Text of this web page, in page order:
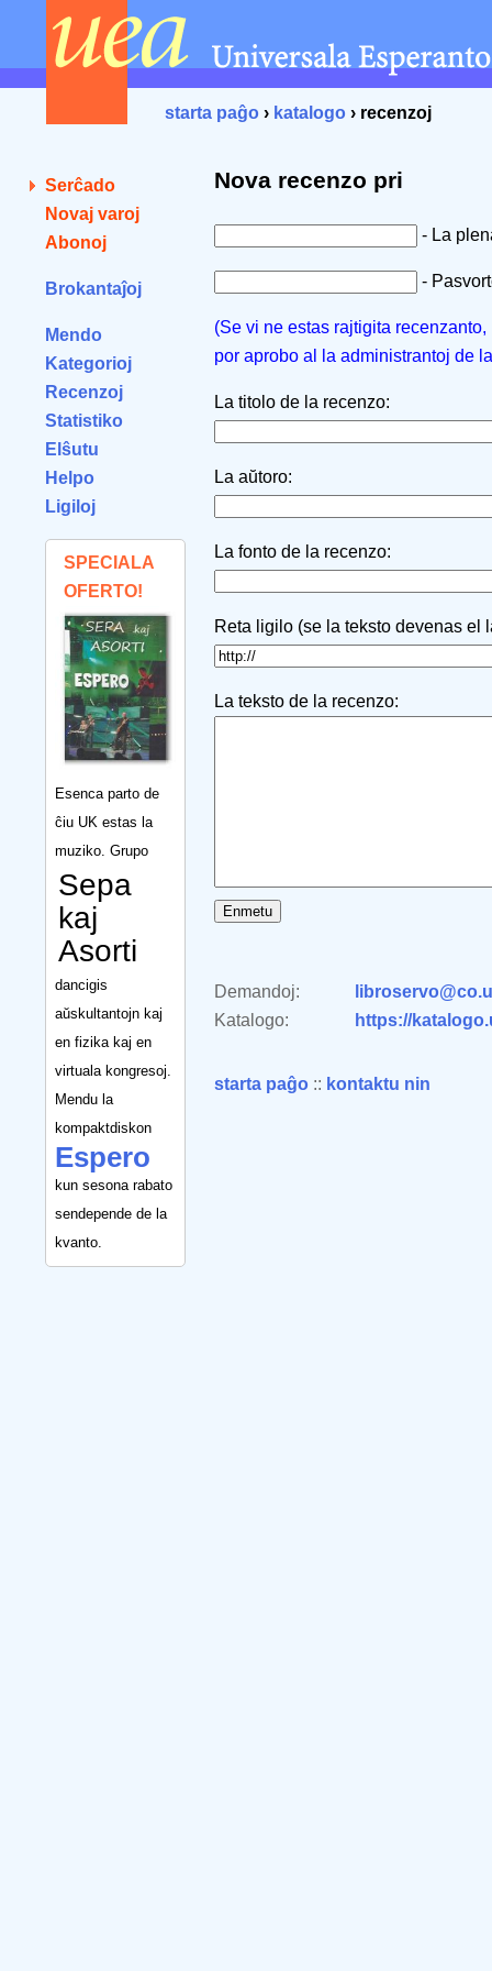
starta paĝo › katalogo › recenzoj
Serĉado
Novaj varoj
Abonoj
Brokantaĵoj
Mendo
Kategorioj
Recenzoj
Statistiko
Elŝutu
Helpo
Ligiloj
SPECIALA
OFERTO!
Esenca parto de
ĉiu UK estas la
muziko. Grupo
Sepa
kaj
Asorti
dancigis
aŭskultantojn kaj
en fizika kaj en
virtuala kongresoj.
Mendu la
kompaktdiskon
Espero
kun sesona rabato
sendepende de la
kvanto.
Nova recenzo pri
- La
-
(Se vi ne estas rajtigita
por aprobo al la administrantoj de
La titolo de la recenzo:
La aŭtoro:
La fonto de la recenzo:
Reta ligilo (se la teksto devenas el
La teksto de la recenzo:
Demandoj:
Katalogo:
https://
starta paĝo :: kontaktu nin